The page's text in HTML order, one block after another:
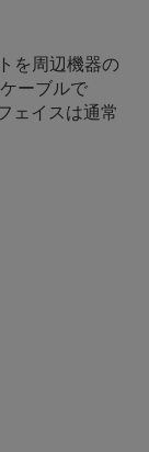
を周辺機器の
ーブルで
ェイスは通常